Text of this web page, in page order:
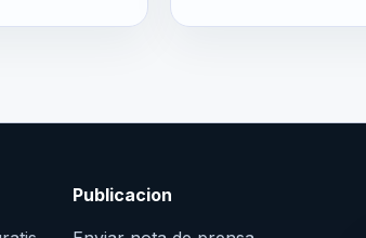
Publicacion